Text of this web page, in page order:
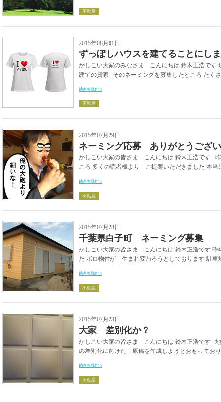
不動産
2015年08月01日
ずっぽしハウスを建てることにし
かしこい大家のみなさま こんにちは 鈴木正浩です
建ての貸家 そのネーミングを募集したところ たく
続きを読む >
不動産
2015年07月29日
ネーミング応募 ありがとうござ
かしこい大家の皆さま こんにちは 鈴木正浩です
ころ 多くの読者様より ご提案いただきました 本
続きを読む >
不動産
2015年07月28日
千葉県白子町 ネーミング募集
かしこい大家の皆さま こんにちは 鈴木正浩です
た ボロ物件が 生まれ変わろうとしております 駐
続きを読む >
不動産
2015年07月23日
大家 差別化か？
かしこい大家の皆さま こんにちは 鈴木正浩です
の差別化に向けた 原稿を作成しようとおもってお
続きを読む >
不動産